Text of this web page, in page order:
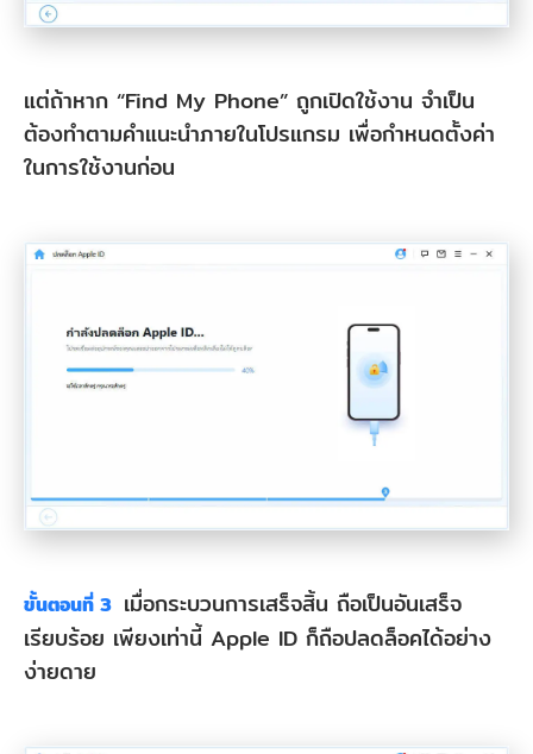
แต่ถ้าหาก “Find My Phone” ถูกเปิดใช้งาน จำเป็น
ต้องทำตามคำแนะนำภายในโปรแกรม เพื่อกำหนดตั้งค่า
ในการใช้งานก่อน
ขั้นตอนที่ 3 เมื่อกระบวนการเสร็จสิ้น ถือเป็นอันเสร็จ
เรียบร้อย เพียงเท่านี้ Apple ID ก็ถือปลดล็อคได้อย่าง
ง่ายดาย